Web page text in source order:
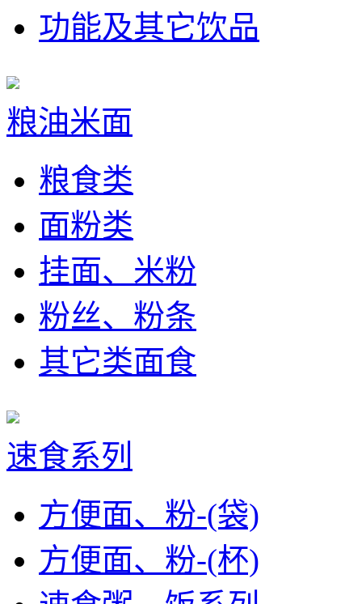
功能及其它饮品
粮油米面
粮食类
面粉类
挂面、米粉
粉丝、粉条
其它类面食
速食系列
方便面、粉-(袋)
方便面、粉-(杯)